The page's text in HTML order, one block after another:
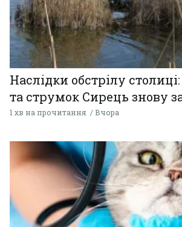
Наслідки обстрілу
та струмок Сирець знову
1 хв на прочитання Вчора